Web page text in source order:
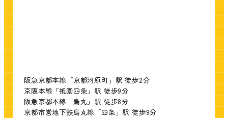
阪急京都本線「京都河原町」駅 徒歩2分
京阪本線「祇園四条」駅 徒歩9分
阪急京都本線「烏丸」駅 徒歩8分
京都市営地下鉄烏丸線「四条」駅 徒歩9分